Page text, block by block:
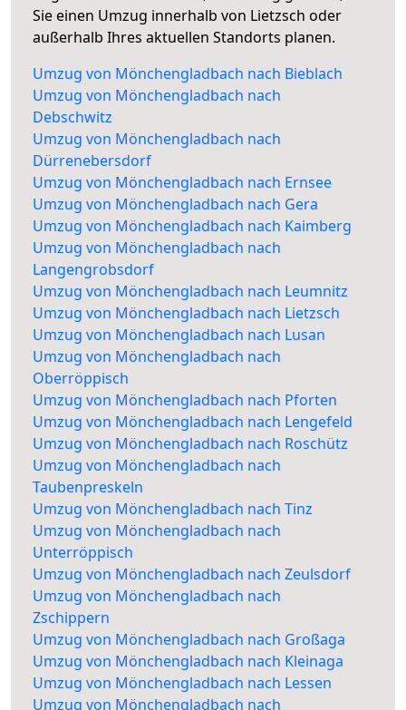
Sie einen Umzug innerhalb von Lietzsch oder
außerhalb Ihres aktuellen Standorts planen.
Umzug von Mönchengladbach nach Bieblach
Umzug von Mönchengladbach nach
Debschwitz
Umzug von Mönchengladbach nach
Dürrenebersdorf
Umzug von Mönchengladbach nach Ernsee
Umzug von Mönchengladbach nach Gera
Umzug von Mönchengladbach nach Kaimberg
Umzug von Mönchengladbach nach
Langengrobsdorf
Umzug von Mönchengladbach nach Leumnitz
Umzug von Mönchengladbach nach Lietzsch
Umzug von Mönchengladbach nach Lusan
Umzug von Mönchengladbach nach
Oberröppisch
Umzug von Mönchengladbach nach Pforten
Umzug von Mönchengladbach nach Lengefeld
Umzug von Mönchengladbach nach Roschütz
Umzug von Mönchengladbach nach
Taubenpreskeln
Umzug von Mönchengladbach nach Tinz
Umzug von Mönchengladbach nach
Unterröppisch
Umzug von Mönchengladbach nach Zeulsdorf
Umzug von Mönchengladbach nach
Zschippern
Umzug von Mönchengladbach nach Großaga
Umzug von Mönchengladbach nach Kleinaga
Umzug von Mönchengladbach nach Lessen
Umzug von Mönchengladbach nach